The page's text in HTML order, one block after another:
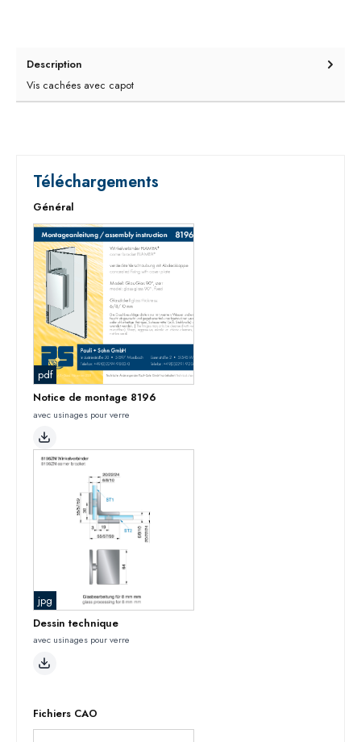
Description
Vis cachées avec capot
Téléchargements
Général
pdf
Notice de montage 8196
avec usinages pour verre
jpg
Dessin technique
avec usinages pour verre
Fichiers CAO